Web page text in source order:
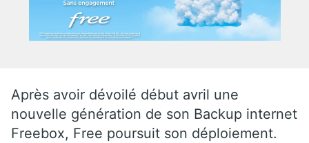
Après avoir dévoilé début avril une
nouvelle génération de son Backup internet
Freebox, Free poursuit son déploiement.